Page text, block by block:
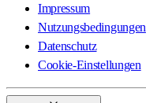
Impressum
Nutzungsbedingungen
Datenschutz
Cookie-Einstellungen